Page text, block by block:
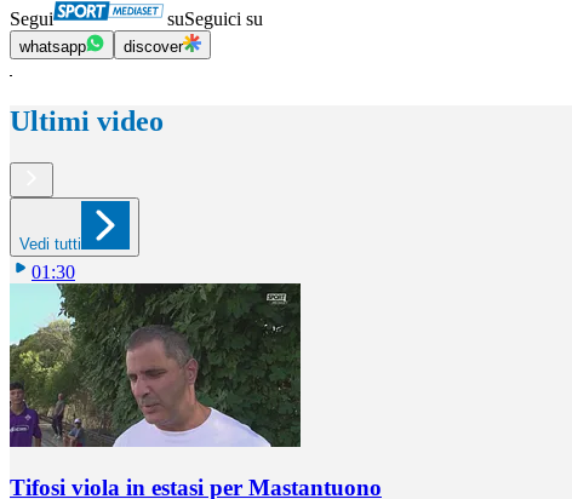
Segui suSeguici su
whatsapp discover
Ultimi video
Vedi tutti
01:30
Tifosi viola in estasi per Mastantuono